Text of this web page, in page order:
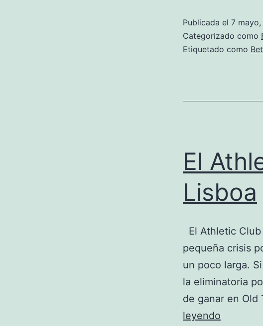
Publicada el 7 mayo,
Categorizado como
Etiquetado como
El
Lisboa
El Athletic
pequeña crisis
un poco larga.
la eliminatoria
de ganar en
leyendo